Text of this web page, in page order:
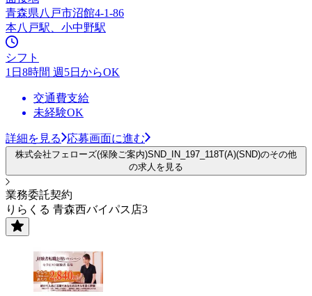
青森県八戸市沼館4-1-86
本八戸駅、小中野駅
シフト
1日8時間 週5日からOK
交通費支給
未経験OK
詳細を見る 応募画面に進む
株式会社フェローズ(保険ご案内)SND_IN_197_118T(A)(SND)のその他
の求人を見る
業務委託契約
りらくる 青森西バイパス店3